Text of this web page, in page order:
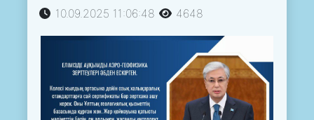
10.09.2025 11:06:48 4648